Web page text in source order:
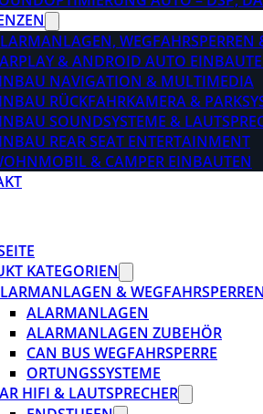
WEGFAHRSPERREN
& ANDROID AUTO
NAVIGATION & MULTIMEDIA
RÜCKFAHRKAMERA &
SOUNDSYSTEME &
REAR SEAT ENTERTAINMENT
& CAMPER EINBAUTEN
KATEGORIEN
& WEGFAHRSPERREN
ALARMANLAGEN
ALARMANLAGEN ZUBEHÖR
CAN BUS WEGFAHRSPERRE
ORTUNGSSYSTEME
HIFI & LAUTSPRECHER